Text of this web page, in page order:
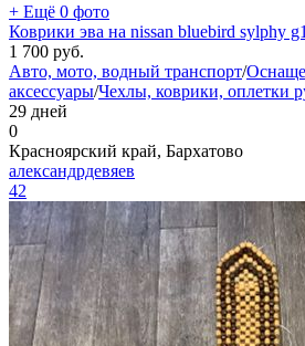
+ Ещё 0 фото
Коврики эва на nissan bluebird sylphy
1 700 руб.
Авто, мото, водный транспорт/
аксессуары/Чехлы, коврики, оплетки
29 дней
0
Красноярский край, Бархатово
александрдевяев
42